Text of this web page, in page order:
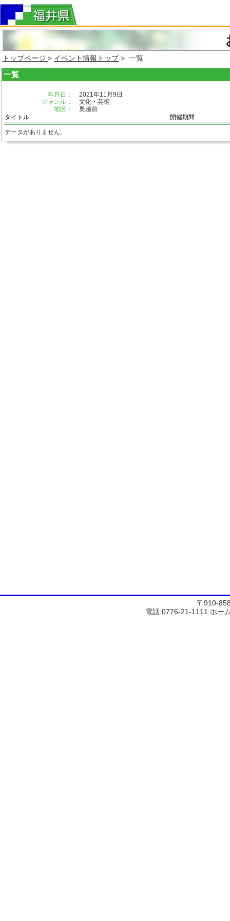
トップページ > イベント情報トップ> 一覧
一覧
年月日：
2021年11月9日
ジャンル：
文化・芸術
地区：
奥越前
タイトル
開催期間
データがありません。
〒910-
電話:0776-21-1111 ホー